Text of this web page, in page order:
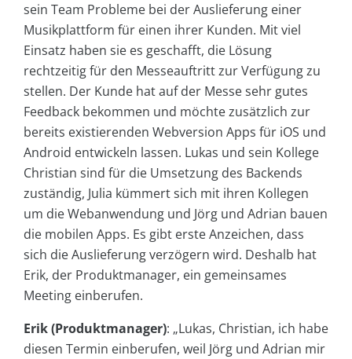
sein Team Probleme bei der Auslieferung einer
Musikplattform für einen ihrer Kunden. Mit viel
Einsatz haben sie es geschafft, die Lösung
rechtzeitig für den Messeauftritt zur Verfügung zu
stellen. Der Kunde hat auf der Messe sehr gutes
Feedback bekommen und möchte zusätzlich zur
bereits existierenden Webversion Apps für iOS und
Android entwickeln lassen. Lukas und sein Kollege
Christian sind für die Umsetzung des Backends
zuständig, Julia kümmert sich mit ihren Kollegen
um die Webanwendung und Jörg und Adrian bauen
die mobilen Apps. Es gibt erste Anzeichen, dass
sich die Auslieferung verzögern wird. Deshalb hat
Erik, der Produktmanager, ein gemeinsames
Meeting einberufen.
Erik (Produktmanager): „Lukas, Christian, ich habe
diesen Termin einberufen, weil Jörg und Adrian mir